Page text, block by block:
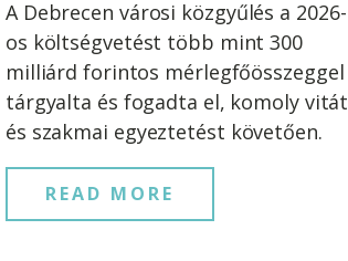
A Debrecen városi közgyűlés a 2026-
os költségvetést több mint 300
milliárd forintos mérlegfőösszeggel
tárgyalta és fogadta el, komoly vitát
és szakmai egyeztetést követően.
READ MORE